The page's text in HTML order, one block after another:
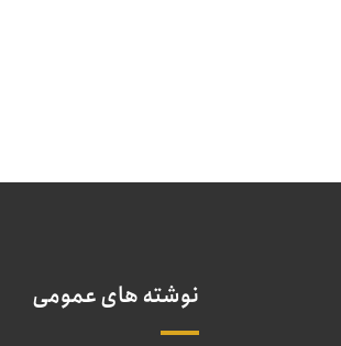
نوشته های عمومی